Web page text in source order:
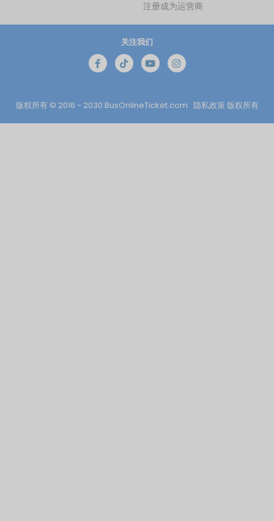
注册成为运营商
版权所有 © 2016 - 2030 BusOnlineTicket.com 隐私政策 版权所有
关注我们